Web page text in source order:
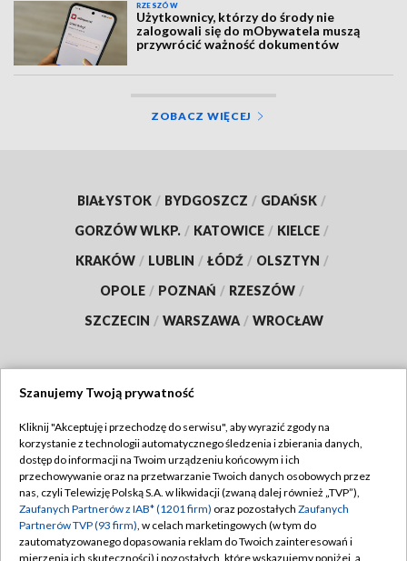
RZESZÓW
Użytkownicy, którzy do środy nie
zalogowali się do mObywatela muszą
przywrócić ważność dokumentów
ZOBACZ WIĘCEJ
BIAŁYSTOK / BYDGOSZCZ / GDAŃSK /
GORZÓW WLKP. / KATOWICE / KIELCE /
KRAKÓW / LUBLIN / ŁÓDŹ / OLSZTYN /
OPOLE / POZNAŃ / RZESZÓW /
SZCZECIN / WARSZAWA / WROCŁAW
TVP
Abonament TVP
Emisja w TVP
Centrum informacji TVP
Regulamin TVP
Polityka prywatności
Moje zgody
Szanujemy Twoją prywatność
Kliknij "Akceptuję i przechodzę do serwisu", aby wyrazić zgody na
korzystanie z technologii automatycznego śledzenia i zbierania danych,
dostęp do informacji na Twoim urządzeniu końcowym i ich
przechowywanie oraz na przetwarzanie Twoich danych osobowych przez
nas, czyli Telewizję Polską S.A. w likwidacji (zwaną dalej również „TVP”),
Zaufanych Partnerów z IAB* (1201 firm) oraz pozostałych Zaufanych
Partnerów TVP (93 firm), w celach marketingowych (w tym do
zautomatyzowanego dopasowania reklam do Twoich zainteresowań i
mierzenia ich skuteczności) i pozostałych, które wskazujemy poniżej, a